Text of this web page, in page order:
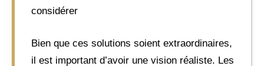
considérer
Bien que ces solutions soient extraordinaires,
il est important d’avoir une vision réaliste. Les